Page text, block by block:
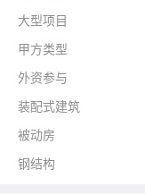
大型项目
甲方类型
外资参与
装配式建筑
被动房
钢结构